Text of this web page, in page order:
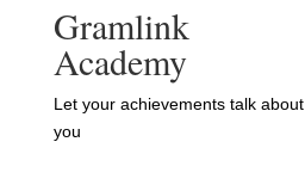
Gramlink
Academy
Let your achievements talk about
you